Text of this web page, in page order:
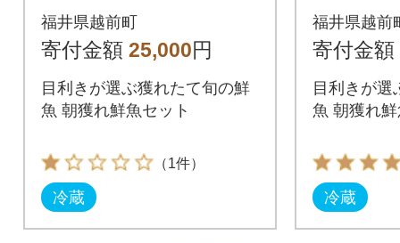
4種類
福井県越前町
寄付金額 25,000円
目利きが選ぶ獲れたて旬の鮮
魚 朝獲れ鮮魚セット
（1件）
冷蔵
3種類
福井県越前
寄付金額
目利きが選
魚 朝獲れ
冷蔵